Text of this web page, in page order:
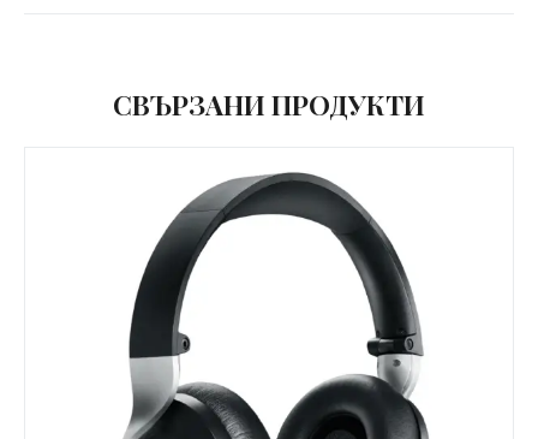
СВЪРЗАНИ ПРОДУКТИ